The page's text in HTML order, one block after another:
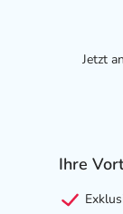
Jetzt
Ihre